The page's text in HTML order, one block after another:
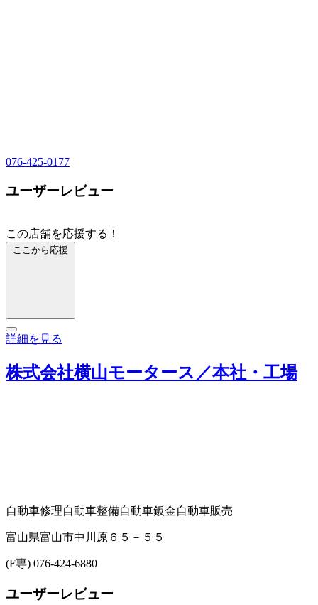
076-425-0177
ユーザーレビュー
この店舗を応援する！
ここから応援
詳細を見る
株式会社横山モータース／本社・工場
自動車修理自動車整備自動車鈑金自動車販売
富山県富山市中川原６５－５５
(F専) 076-424-6880
ユーザーレビュー